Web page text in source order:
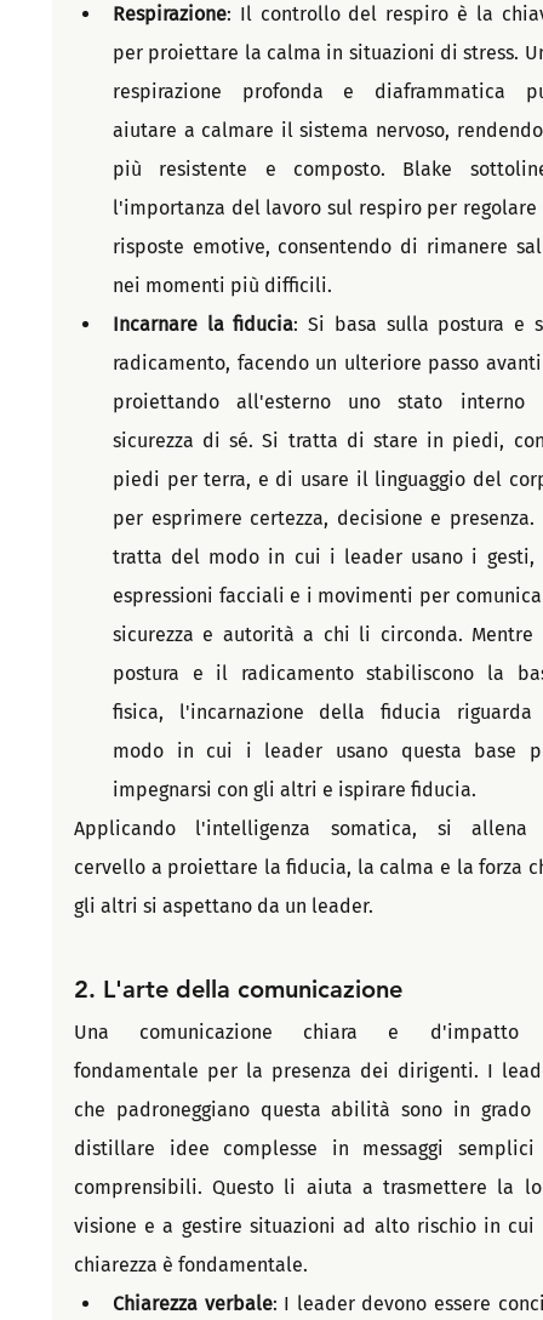
Respirazione: Il controllo del respiro è la
per proiettare la calma in situazioni di stress.
respirazione profonda e diaframmatica
aiutare a calmare il sistema nervoso,
più resistente e composto. Blake
l'importanza del lavoro sul respiro per regolare
risposte emotive, consentendo di rimanere
nei momenti più difficili.
Incarnare la fiducia: Si basa sulla postura e
radicamento, facendo un ulteriore passo
proiettando all'esterno uno stato interno
sicurezza di sé. Si tratta di stare in piedi,
piedi per terra, e di usare il linguaggio del
per esprimere certezza, decisione e presenza.
tratta del modo in cui i leader usano i gesti,
espressioni facciali e i movimenti per
sicurezza e autorità a chi li circonda. Mentre
postura e il radicamento stabiliscono la
fisica, l'incarnazione della fiducia
modo in cui i leader usano questa base
impegnarsi con gli altri e ispirare fiducia.
Applicando l'intelligenza somatica, si
cervello a proiettare la fiducia, la calma e la forza
gli altri si aspettano da un leader.
2. L'arte della comunicazione
Una comunicazione chiara e d'impatto
fondamentale per la presenza dei dirigenti. I
che padroneggiano questa abilità sono in grado
distillare idee complesse in messaggi
comprensibili. Questo li aiuta a trasmettere la
visione e a gestire situazioni ad alto rischio in cui
chiarezza è fondamentale.
Chiarezza verbale: I leader devono essere